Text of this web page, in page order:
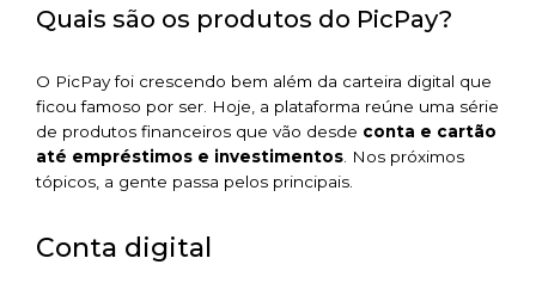
Quais são os produtos do PicPay?
O PicPay foi crescendo bem além da carteira digital que
ficou famoso por ser. Hoje, a plataforma reúne uma série
de produtos financeiros que vão desde conta e cartão
até empréstimos e investimentos . Nos próximos
tópicos, a gente passa pelos principais.
Conta digital